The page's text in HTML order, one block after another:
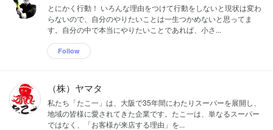
とにかく行動！ いろんな理由をつけて行動をしないと現状は変わ
らないので、自分のやりたいことは一生つかめないと思ってま
す。自分の中で本当にやりたいことであれば、小さ...
Follow
（株）ヤマタ
私たち「たこ一」は、大阪で35年間にわたりスーパーを展開し、
地域の皆様に愛されてきた企業です。たこ一は、単なるスーパー
ではなく、「お客様が来店する理由」を...